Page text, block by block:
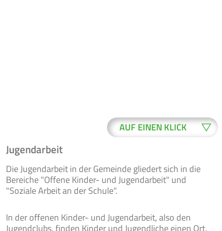
AUF EINEN KLICK
WO ERLEDIGE
ICH WAS?
BUERGER-
SERVICE
ONLINE-
FORMULARE NEWSLETTER
Jugendarbeit
Die Jugendarbeit in der Gemeinde gliedert sich in die
Bereiche "Offene Kinder- und Jugendarbeit" und
"Soziale Arbeit an der Schule".
In der offenen Kinder- und Jugendarbeit, also den
Jugendclubs, finden Kinder und Jugendliche einen Ort,